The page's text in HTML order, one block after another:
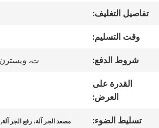
في
المعمل
مراقبة
الجودة
تفاصيل التغليف:
وقت التسليم:
شروط الدفع: ت، ويسترن
القدرة على
العرض:
تسليط الضوء: مصعد الجر آلة، رفع الجر آلة,